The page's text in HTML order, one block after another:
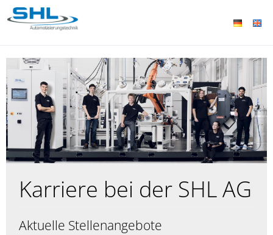
Karriere bei der SHL AG
Aktuelle Stellenangebote